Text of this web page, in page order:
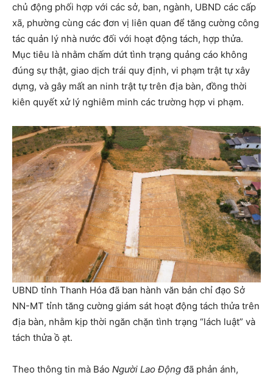
chủ động phối hợp với các sở, ban, ngành, UBND các cấp
xã, phường cùng các đơn vị liên quan để tăng cường công
tác quản lý nhà nước đối với hoạt động tách, hợp thửa.
Mục tiêu là nhằm chấm dứt tình trạng quảng cáo không
đúng sự thật, giao dịch trái quy định, vi phạm trật tự xây
dựng, và gây mất an ninh trật tự trên địa bàn, đồng thời
kiên quyết xử lý nghiêm minh các trường hợp vi phạm.
UBND tỉnh Thanh Hóa đã ban hành văn bản chỉ đạo Sở
NN-MT tỉnh tăng cường giám sát hoạt động tách thửa trên
địa bàn, nhằm kịp thời ngăn chặn tình trạng “lách luật” và
tách thửa ồ ạt.
Theo thông tin mà Báo Người Lao Động đã phản ánh,